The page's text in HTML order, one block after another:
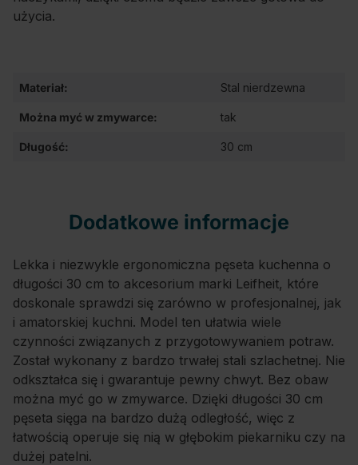
użycia.
Materiał: Stal nierdzewna
Można myć w zmywarce: tak
Długość: 30 cm
Dodatkowe informacje
Lekka i niezwykle ergonomiczna pęseta kuchenna o
długości 30 cm to akcesorium marki Leifheit, które
doskonale sprawdzi się zarówno w profesjonalnej, jak
i amatorskiej kuchni. Model ten ułatwia wiele
czynności związanych z przygotowywaniem potraw.
Został wykonany z bardzo trwałej stali szlachetnej. Nie
odkształca się i gwarantuje pewny chwyt. Bez obaw
można myć go w zmywarce. Dzięki długości 30 cm
pęseta sięga na bardzo dużą odległość, więc z
łatwością operuje się nią w głębokim piekarniku czy na
dużej patelni.